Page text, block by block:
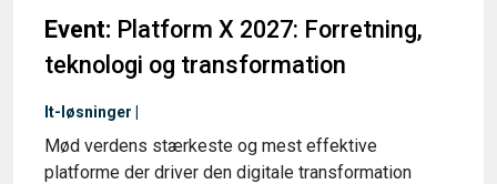
Event: Platform X 2027: Forretning,
teknologi og transformation
It-løsninger |
Mød verdens stærkeste og mest effektive
platforme der driver den digitale transformation